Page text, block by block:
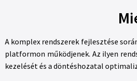
A komplex rendszerek fejlesztése
platformon működjenek. Az ilyen
kezelését és a döntéshozatal